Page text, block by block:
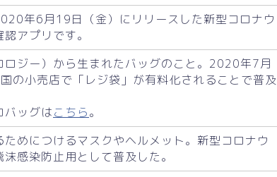
年6月19日（金）にリリースした新型コロナウ
アプリです。
ロジー）から生まれたバッグのこと。2020年7月
の小売店で「レジ袋」が有料化されることで普及
バッグはこちら。
めにつけるマスクやヘルメット。新型コロナウ
感染防止用として普及した。